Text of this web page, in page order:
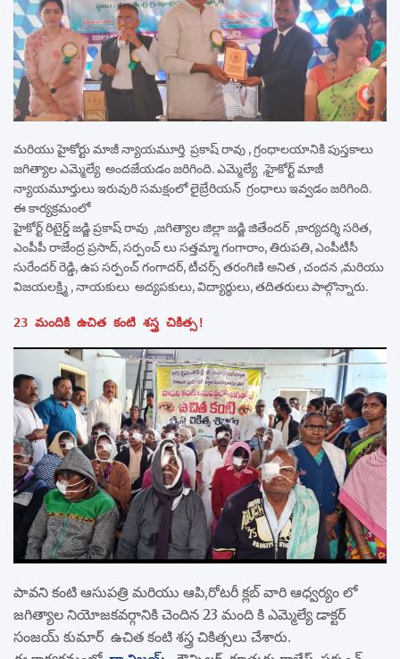
మరియు హైకోర్టు మాజీ న్యాయమూర్తి ప్రకాష్ రావు , గ్రంధాలయానికి పుస్తకాలు
జగిత్యాల ఎమ్మెల్యే అందజేయడం జరిగింది. ఎమ్మెల్యే ,హైకోర్ట్ మాజీ
న్యాయమూర్తులు ఇరువురి సమక్షంలో లైబ్రేరియన్ గ్రంధాలు ఇవ్వడం జరిగింది.
ఈ కార్యక్రమంలో
హైకోర్ట్ రిటైర్డ్ జడ్జి ప్రకాష్ రావు ,జగిత్యాల జిల్లా జడ్జి జితేందర్ ,కార్యదర్శి సరిత,
ఎంపీపీ రాజేంద్ర ప్రసాద్, సర్పంచ్ లు సత్తమ్మా గంగారాం, తిరుపతి, ఎంపీటీసీ
సురేందర్ రెడ్డి, ఉప సర్పంచ్ గంగాదర్, టీచర్స్ తరంగిణి అనిత , చందన ,మరియు
విజయలక్ష్మి , నాయకులు అద్యపకులు, విద్యార్థులు, తదితరులు పాల్గొన్నారు.
23 మందికి ఉచిత కంటి శస్త్ర చికిత్స!
పావని కంటి ఆసుపత్రి మరియు ఆపి,రోటరీ క్లబ్ వారి ఆధ్వర్యం లో
జగిత్యాల నియోజకవర్గానికి చెందిన 23 మంది కి ఎమ్మెల్యే డాక్టర్
సంజయ్ కుమార్ ఉచిత కంటి శస్త్ర చికిత్సలు చేశారు.